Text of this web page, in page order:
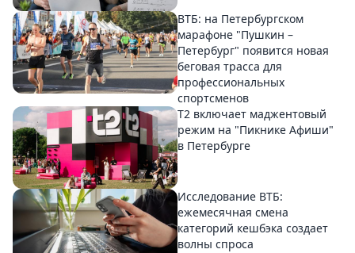
ВТБ: на Петербургском
марафоне "Пушкин –
Петербург" появится новая
беговая трасса для
профессиональных
спортсменов
Т2 включает маджентовый
режим на "Пикнике Афиши"
в Петербурге
Исследование ВТБ:
ежемесячная смена
категорий кешбэка создает
волны спроса